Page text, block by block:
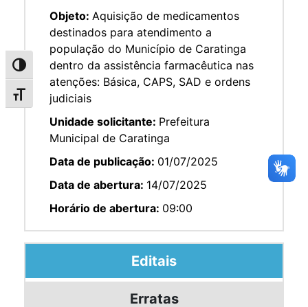
Alternar alto contraste
Alternar tamanho da fonte
Objeto: Aquisição de medicamentos
destinados para atendimento a
população do Município de Caratinga
dentro da assistência farmacêutica nas
atenções: Básica, CAPS, SAD e ordens
judiciais
Unidade solicitante: Prefeitura
Municipal de Caratinga
Data de publicação: 01/07/2025
Data de abertura: 14/07/2025
Horário de abertura: 09:00
Editais
Erratas